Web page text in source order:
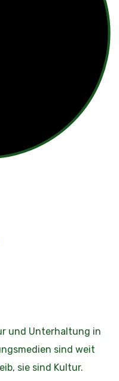
und Unterhaltung in
sind weit
sie sind Kultur.